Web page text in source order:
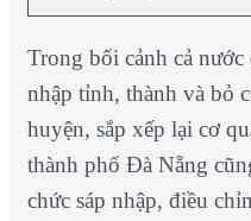
Trong bối cảnh cả nước
nhập tỉnh, thành và bỏ
huyện, sắp xếp lại cơ
thành phố Đà Nẵng
chức sáp nhập, điều